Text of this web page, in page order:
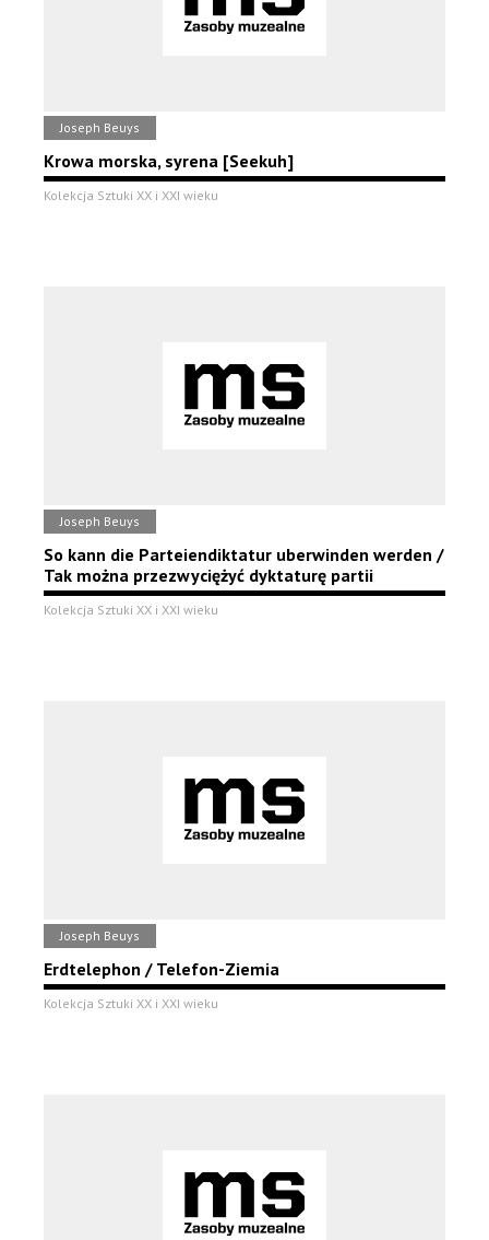
Joseph Beuys
Krowa morska, syrena [Seekuh]
Kolekcja Sztuki XX i XXI wieku
Joseph Beuys
So kann die Parteiendiktatur uberwinden werden /
Tak można przezwyciężyć dyktaturę partii
Kolekcja Sztuki XX i XXI wieku
Joseph Beuys
Erdtelephon / Telefon-Ziemia
Kolekcja Sztuki XX i XXI wieku